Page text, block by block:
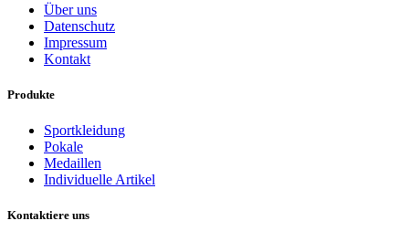
Über uns
Datenschutz
Impressum
Kontakt
Produkte
Sportkleidung
Pokale
Medaillen
Individuelle Artikel
Kontaktiere uns